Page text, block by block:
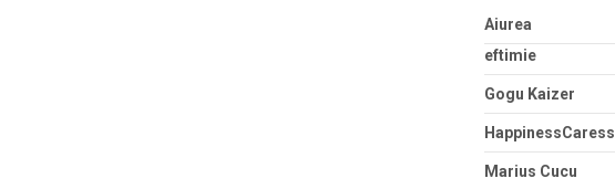
Aiurea
eftimie
Gogu Kaizer
HappinessCaress
Marius Cucu